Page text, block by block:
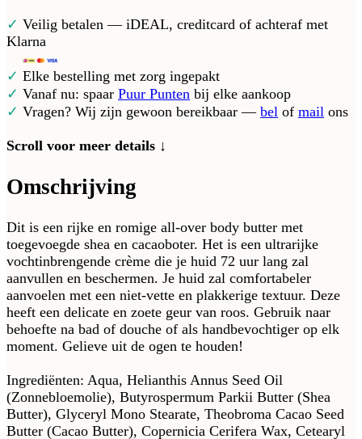
✓ Veilig betalen — iDEAL, creditcard of achteraf met
Klarna
✓ Elke bestelling met zorg ingepakt
✓ Vanaf nu: spaar Puur Punten bij elke aankoop
✓ Vragen? Wij zijn gewoon bereikbaar — bel of mail ons
Scroll voor meer details ↓
Omschrijving
Dit is een rijke en romige all-over body butter met
toegevoegde shea en cacaoboter. Het is een ultrarijke
vochtinbrengende crème die je huid 72 uur lang zal
aanvullen en beschermen. Je huid zal comfortabeler
aanvoelen met een niet-vette en plakkerige textuur. Deze
heeft een delicate en zoete geur van roos. Gebruik naar
behoefte na bad of douche of als handbevochtiger op elk
moment. Gelieve uit de ogen te houden!
Ingrediënten: Aqua, Helianthis Annus Seed Oil
(Zonnebloemolie), Butyrospermum Parkii Butter (Shea
Butter), Glyceryl Mono Stearate, Theobroma Cacao Seed
Butter (Cacao Butter), Copernicia Cerifera Wax, Cetearyl